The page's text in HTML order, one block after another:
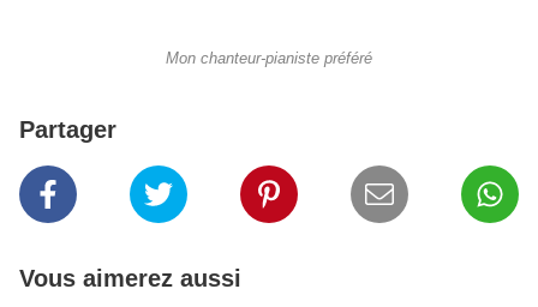
Mon chanteur-pianiste préféré
Partager
Vous aimerez aussi